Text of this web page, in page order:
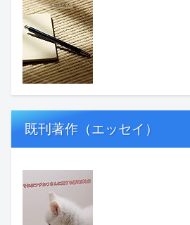
既刊著作（エッセイ）